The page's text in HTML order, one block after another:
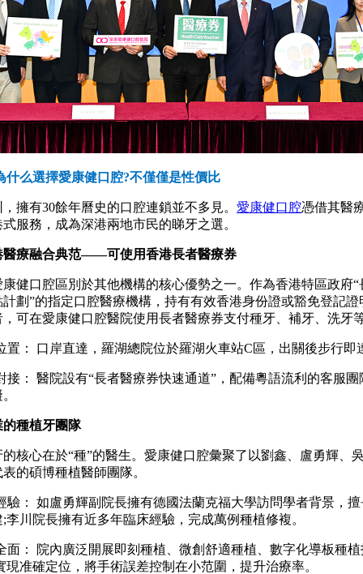
選擇愛康健口腔?不僅僅是性價比
有30餘年曆史的口腔連鎖並不多見。 愛康健口腔憑借其醫
服務，成為深港兩地市民的睇牙之選。
療融合典范——可使用香港長者醫療券
口腔區別於其他機構的核心優勢之一。作為香港特區政府“
劃”的指定口腔醫療機構，持有有效香港身份證或豁免登記證
可在愛康健口腔醫院使用長者醫療券支付種牙、補牙、洗牙
口岸直達，羅湖總院位於羅湖火車站C區，出關後步行即
醫院設有“長者醫療券快速通道”，配備粵語流利的客服團
種植牙團隊
心在於“種”的醫生。愛康健口腔彙聚了以劉鑫、盧勇輝、
的碩博種植醫師團隊。
如盧勇輝副院長擁有德國法蘭克福大學訪問學者背景，擅
李川院長擁有近多年臨床經驗，完成萬例種植修複。
院內廣泛開展即刻種植、微創舒適種植、數字化導板種植
現准確定位，將手術誤差控制在小范圍，提升治療率。